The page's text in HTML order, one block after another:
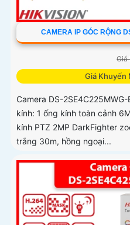
CAMERA IP GÓC RỘNG
Giá
Giá Khuyến
Camera DS-
kính: 1 ống kính toàn cảnh
kính PTZ 2MP DarkFighter
trắng 30m, hồng ngoại...